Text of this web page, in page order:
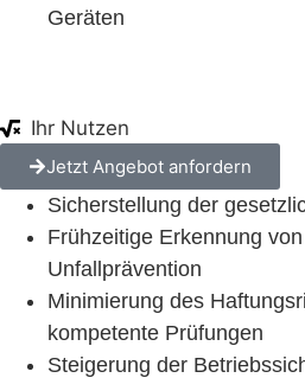
Geräten
Ihr Nutzen
Jetzt Angebot anfordern
Sicherstellung der
Frühzeitige Erkennung
Unfallprävention
Minimierung des
kompetente Prüfungen
Steigerung der